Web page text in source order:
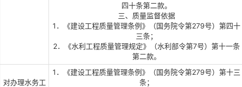
四十条第二款。
三、质量监督依据
1．《建设工程质量管理条例》（国务院令第279号）第四十
三条；
2．《水利工程质量管理规定》（水利部令第7号）第十一条
第二款。
对办理水务工
1．《建设工程质量管理条例》（国务院令第279号）第十三
条；